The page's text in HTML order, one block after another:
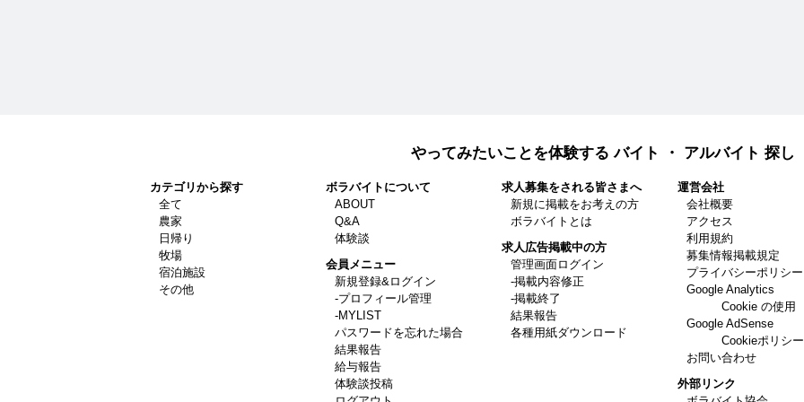
やってみたいことを体験する バイト ・ アルバイト 探し
カテゴリから探す
全て
農家
日帰り
牧場
宿泊施設
その他
ボラバイトについて
ABOUT
Q&A
体験談
会員メニュー
新規登録&ログイン
-プロフィール管理
-MYLIST
パスワードを忘れた場合
結果報告
給与報告
体験談投稿
求人募集をされる皆さまへ
新規に掲載をお考えの方
ボラバイトとは
求人広告掲載中の方
管理画面ログイン
-掲載内容修正
-掲載終了
結果報告
各種用紙ダウンロード
運営会社
会社概要
アクセス
利用規約
募集情報掲載規定
プライバシーポリシー
Google Analytics
Cookie の使用
Google AdSense
Cookieポリシー
お問い合わせ
外部リンク